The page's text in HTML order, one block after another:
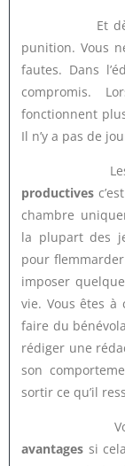
Et dès
punition. Vous
fautes. Dans
compromis.
fonctionnent
Il n’y a pas de
Les
productives
chambre
la plupart des
pour
imposer
vie. Vous êtes à
faire du
rédiger une
son
sortir ce qu’il
Vous
avantagessi